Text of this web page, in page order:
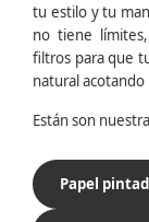
tu estilo y tu
no tiene
filtros para que
natural
Están son
Papel